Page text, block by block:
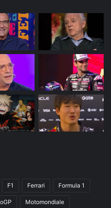
F1 Ferrari Formula 1
Motomondiale